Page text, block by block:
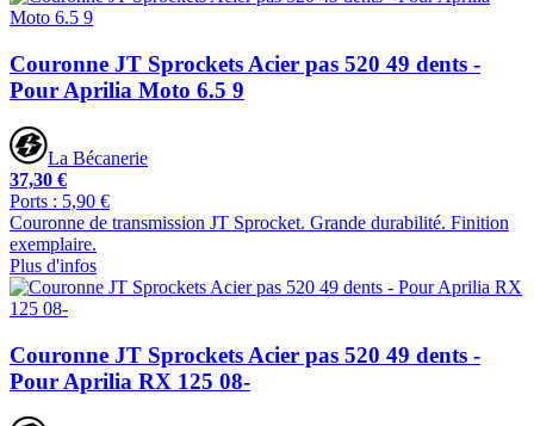
Couronne JT Sprockets Acier pas 520 49 dents -
Pour Aprilia Moto 6.5 9
La Bécanerie
37,30 €
Ports : 5,90 €
Couronne de transmission JT Sprocket. Grande durabilité. Finition
exemplaire.
Plus d'infos
Couronne JT Sprockets Acier pas 520 49 dents -
Pour Aprilia RX 125 08-